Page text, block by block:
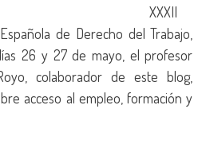
XXXII
de Derecho del Trabajo,
26 y 27 de mayo, el profesor
colaborador de este blog,
acceso al empleo, formación y